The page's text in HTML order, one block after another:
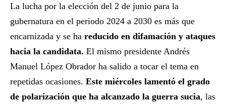
La lucha por la elección del 2 de junio para la
gubernatura en el periodo 2024 a 2030 es más que
encarnizada y se ha reducido en difamación y ataques
hacia la candidata. El mismo presidente Andrés
Manuel López Obrador ha salido a tocar el tema en
repetidas ocasiones. Este miércoles lamentó el grado
de polarización que ha alcanzado la guerra sucia, las